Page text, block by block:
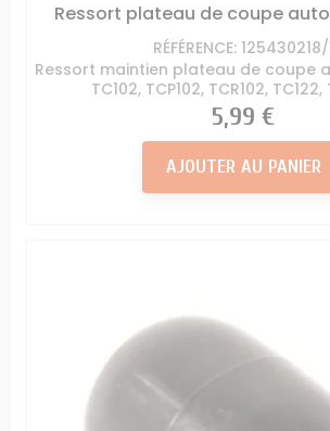
Ressort plateau de coupe
RÉFÉRENCE: 125430218/
Ressort maintien plateau de coupe
TC102, TCP102, TCR102, TC122,
Prix
5,99 €
AJOUTER AU PANIER